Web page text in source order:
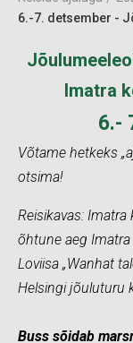
6.-7. detsember -
Imatra
6.-
Võtame hetkeks
otsima!
Reisikavas:
õhtune aeg
Loviisa „Wanhat
Helsingi jõuluturu
Buss sõidab